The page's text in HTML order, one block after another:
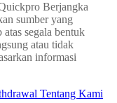
Berjangka
sumber yang
segala bentuk
atau tidak
informasi
Tentang Kami